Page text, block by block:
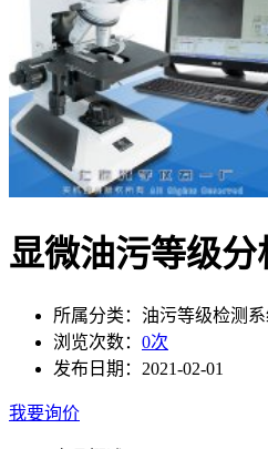
显微油污等级分
所属分类： 油污等级检测
浏览次数： 0次
发布日期： 2021-02-01
我要询价